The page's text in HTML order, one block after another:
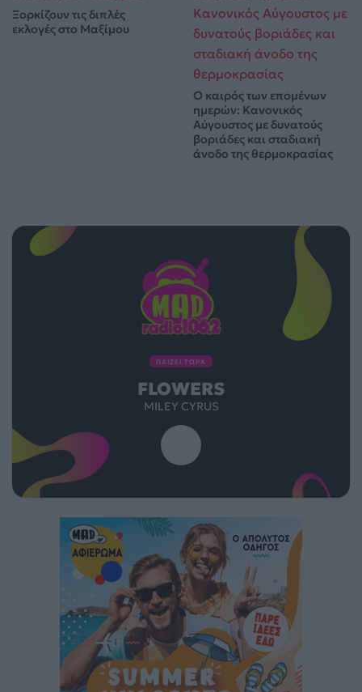
Ξορκίζουν τις διπλές
εκλογές στο Μαξίμου
Ο καιρός των επομένων
ημερών: Κανονικός
Αύγουστος με δυνατούς
βοριάδες και σταδιακή
άνοδο της θερμοκρασίας
ΠΑΙΖΕΙ ΤΩΡΑ
FLOWERS
MILEY CYRUS